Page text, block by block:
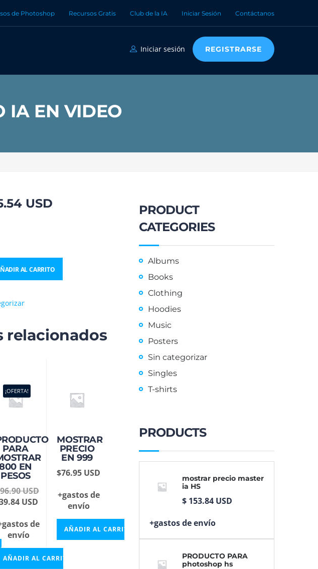
de Photoshop Recursos Gratis Club de la IA Iniciar Sesión Contáctanos
Iniciar sesión REGISTRARSE
IA EN VIDEO
USD
AL CARRITO
relacionados
¡OFERTA!
PARA
EN
PESOS
96.90USD
USD
de
envío
AÑADIR AL CARRITO
MOSTRAR
PRECIO
EN 999
$76.95 USD
+gastos de
envío
AÑADIR AL CARRITO
PRODUCT
CATEGORIES
Albums
Books
Clothing
Hoodies
Music
Posters
Sin categorizar
Singles
T-shirts
PRODUCTS
mostrar precio master
ia HS
$ 153.84 USD
+gastos de envío
PRODUCTO PARA
photoshop hs